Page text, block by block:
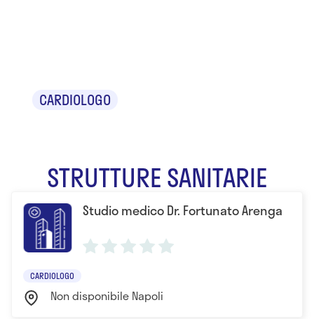
CARDIOLOGO
STRUTTURE SANITARIE
Studio medico Dr. Fortunato Arenga
CARDIOLOGO
Non disponibile Napoli